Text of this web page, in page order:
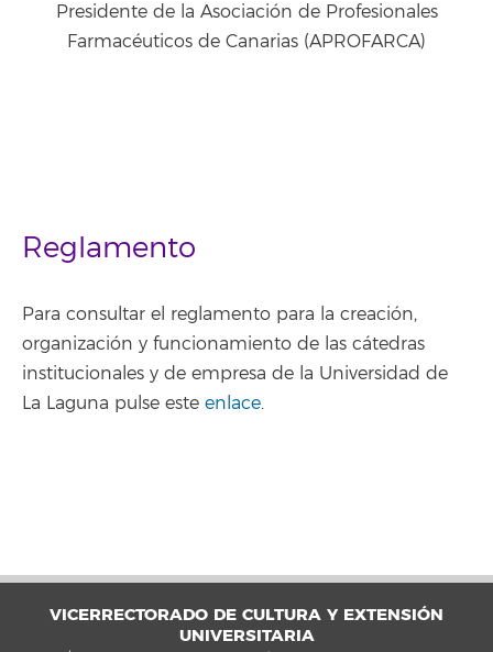
Presidente de la Asociación de Profesionales
Farmacéuticos de Canarias (APROFARCA)
Reglamento
Para consultar el reglamento para la creación,
organización y funcionamiento de las cátedras
institucionales y de empresa de la Universidad de
La Laguna pulse este enlace.
VICERRECTORADO DE CULTURA Y EXTENSIÓN
UNIVERSITARIA